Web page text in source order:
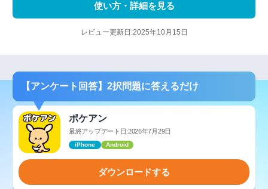
使い方・詳細を見る
レビュー更新日:2025年10月15日
【アンケート回答】2択問題に答えるだけ
ポケアン
最終アップデート日:2026年7月29日
iPhone Android
ダウンロードする